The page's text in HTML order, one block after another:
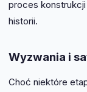
proces
historii.
Wyzwania i
Choć niektóre